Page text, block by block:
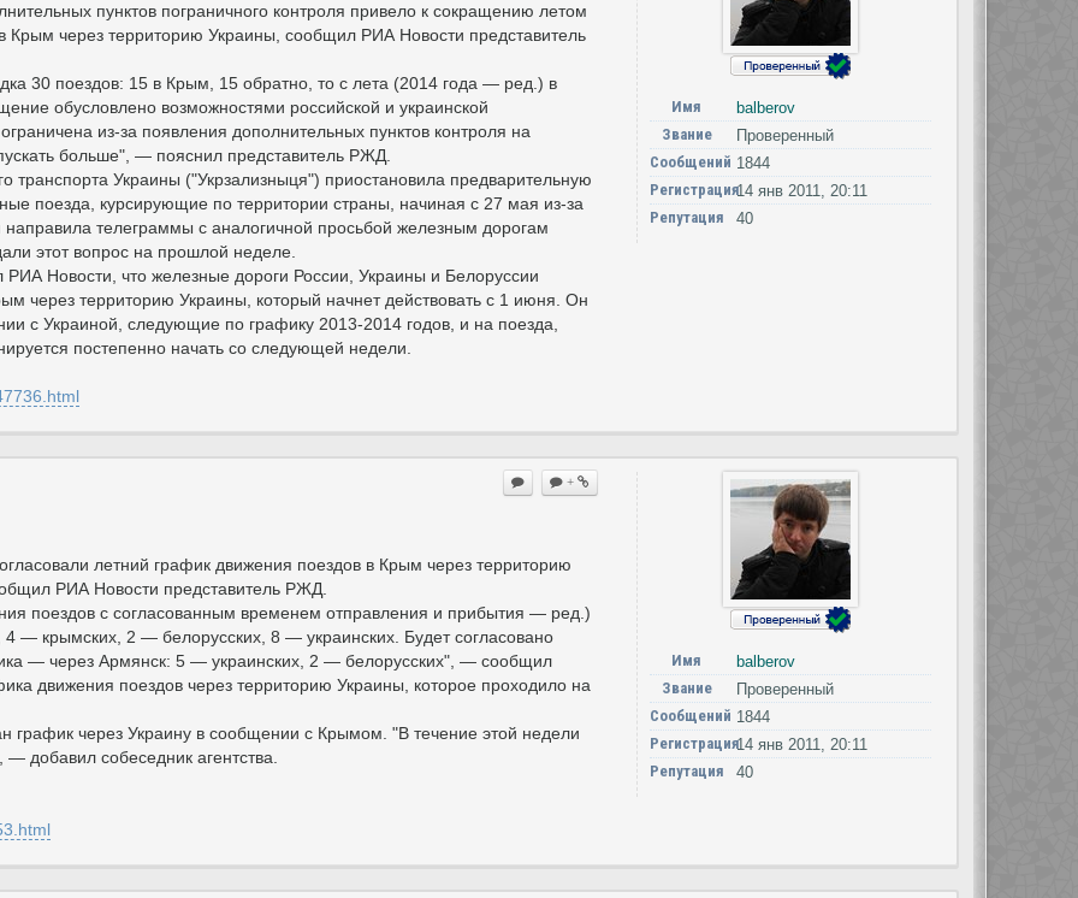
пунктов пограничного контроля привело к сокращению летом
Крым через территорию Украины, сообщил РИА Новости представитель
30 поездов: 15 в Крым, 15 обратно, то с лета (2014 года — ред.) в
обусловлено возможностями российской и украинской
из-за появления дополнительных пунктов контроля на
больше", — пояснил представитель РЖД.
транспорта Украины ("Укрзализныця") приостановила предварительную
поезда, курсирующие по территории страны, начиная с 27 мая из-за
телеграммы с аналогичной просьбой железным дорогам
этот вопрос на прошлой неделе.
Новости, что железные дороги России, Украины и Белоруссии
через территорию Украины, который начнет действовать с 1 июня. Он
с Украиной, следующие по графику 2013-2014 годов, и на поезда,
постепенно начать со следующей недели.
Имя
balberov
Звание
Проверенный
Сообщений 1844
Регистрация14 янв 2011, 20:11
Репутация
40
+
летний график движения поездов в Крым через территорию
РИА Новости представитель РЖД.
поездов с согласованным временем отправления и прибытия — ред.)
— крымских, 2 — белорусских, 8 — украинских. Будет согласовано
— через Армянск: 5 — украинских, 2 — белорусских", — сообщил
движения поездов через территорию Украины, которое проходило на
график через Украину в сообщении с Крымом. "В течение этой недели
добавил собеседник агентства.
Имя
balberov
Звание
Проверенный
Сообщений 1844
Регистрация14 янв 2011, 20:11
Репутация
40